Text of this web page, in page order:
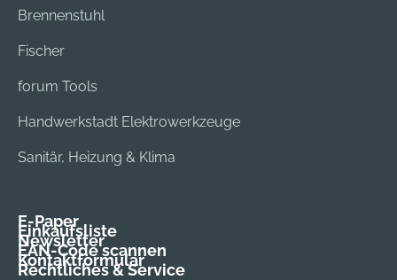
Brennenstuhl
Fischer
forum Tools
Handwerkstadt Elektrowerkzeuge
Sanitär, Heizung & Klima
E-Paper
Einkaufsliste
Newsletter
EAN-Code scannen
Kontaktformular
Rechtliches & Service